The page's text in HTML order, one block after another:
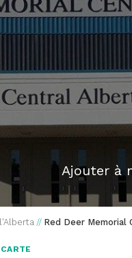
Ajouter à
// Red Deer Memorial